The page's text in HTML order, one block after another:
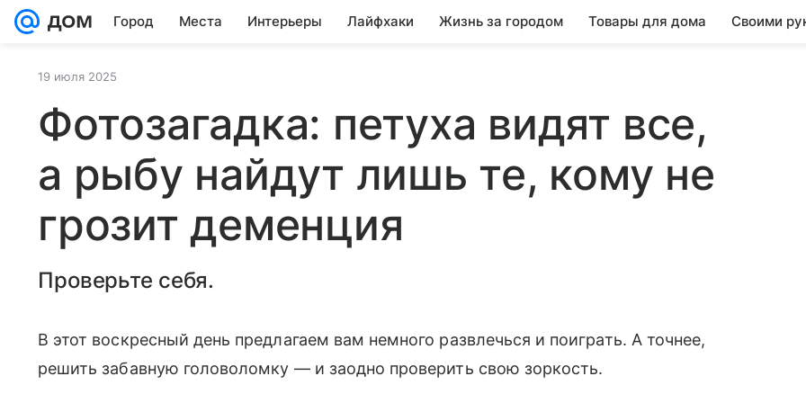
Город Места Интерьеры Лайфхаки Жизнь за городом Товары для дома Своими
19 июля 2025
Фотозагадка: петуха видят все,
а рыбу найдут лишь те, кому не
грозит деменция
Проверьте себя.
В этот воскресный день предлагаем вам немного развлечься и поиграть. А точнее,
решить забавную головоломку — и заодно проверить свою зоркость.